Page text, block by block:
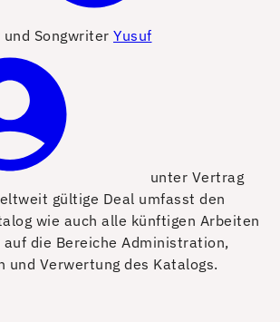
Songwriter Yusuf
unter Vertrag
gültige Deal umfasst den
wie auch alle künftigen Arbeiten
die Bereiche Administration,
und Verwertung des Katalogs.